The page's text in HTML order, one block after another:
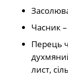
Часник
Перець
лист,